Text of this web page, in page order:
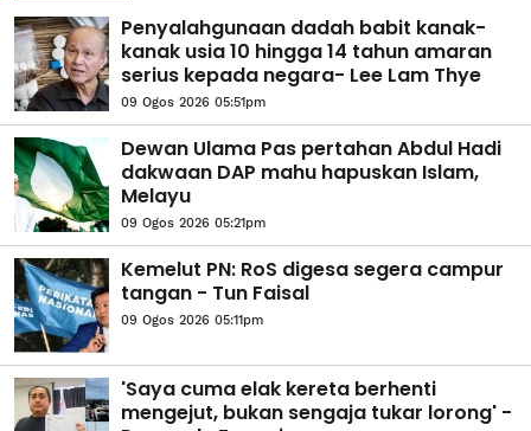
Penyalahgunaan dadah babit kanak-
kanak usia 10 hingga 14 tahun amaran
serius kepada negara- Lee Lam Thye
09 Ogos 2026 05:51pm
Dewan Ulama Pas pertahan Abdul Hadi
dakwaan DAP mahu hapuskan Islam,
Melayu
09 Ogos 2026 05:21pm
Kemelut PN: RoS digesa segera campur
tangan - Tun Faisal
09 Ogos 2026 05:11pm
'Saya cuma elak kereta berhenti
mengejut, bukan sengaja tukar lorong' -